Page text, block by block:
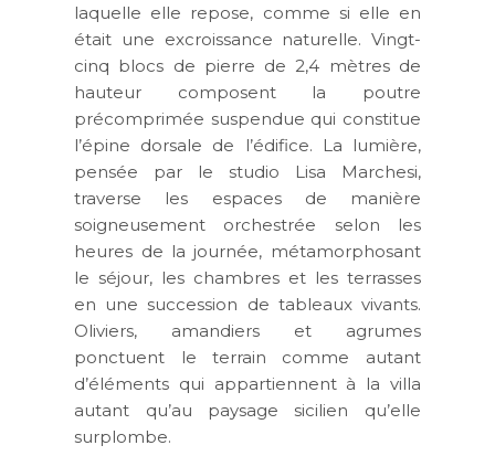
laquelle elle repose, comme si elle en
était une excroissance naturelle. Vingt-
cinq blocs de pierre de 2,4 mètres de
hauteur composent la poutre
précomprimée suspendue qui constitue
l’épine dorsale de l’édifice. La lumière,
pensée par le studio Lisa Marchesi,
traverse les espaces de manière
soigneusement orchestrée selon les
heures de la journée, métamorphosant
le séjour, les chambres et les terrasses
en une succession de tableaux vivants.
Oliviers, amandiers et agrumes
ponctuent le terrain comme autant
d’éléments qui appartiennent à la villa
autant qu’au paysage sicilien qu’elle
surplombe.